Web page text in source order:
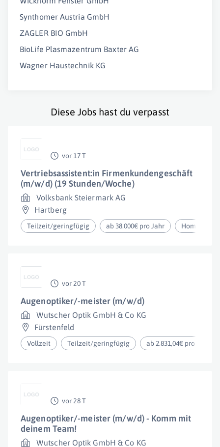
Synthomer Austria GmbH
ZAGLER BIO GmbH
BioLife Plasmazentrum Baxter AG
Wagner Haustechnik KG
Diese Jobs hast du verpasst
vor 17 T
Vertriebsassistent:in Firmenkundengeschäft
(m/w/d) (19 Stunden/Woche)
Volksbank Steiermark AG
Hartberg
Teilzeit/geringfügig ab 38.000€ pro Jahr Homeoffice
vor 20 T
Augenoptiker/-meister (m/w/d)
Wutscher Optik GmbH & Co KG
Fürstenfeld
Vollzeit Teilzeit/geringfügig ab 2.831,04€ pro Monat
vor 28 T
Augenoptiker/-meister (m/w/d) - Komm mit
deinem Team!
Wutscher Optik GmbH & Co KG